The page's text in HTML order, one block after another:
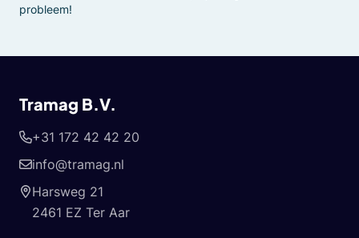
probleem!
Tramag B.V.
+31 172 42 42 20
info@tramag.nl
Harsweg 21
2461 EZ Ter Aar